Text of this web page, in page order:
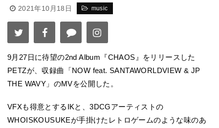
2021年10月18日 music
9月27日に待望の2nd Album『CHAOS』をリリースした
PETZが、収録曲「NOW feat. SANTAWORLDVIEW & JP
THE WAVY」のMVを公開した。
VFXも得意とするIKと、3DCGアーティストの
WHOISKOUSUKEが手掛けたレトロゲームのような味のあ